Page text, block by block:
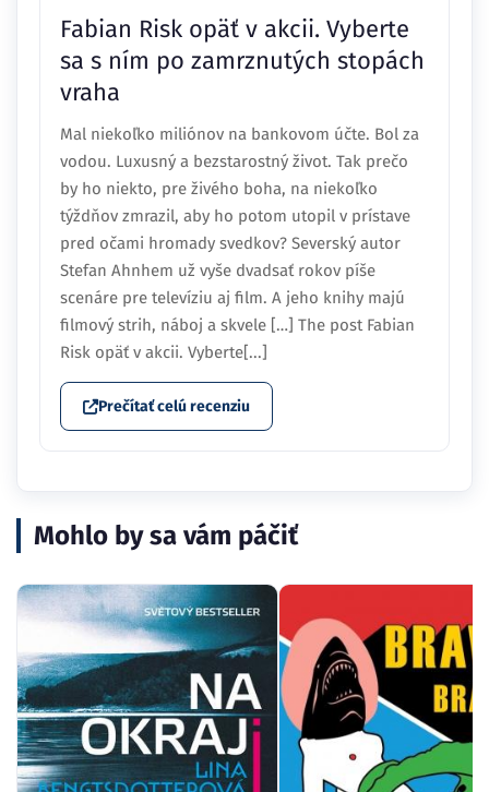
Fabian Risk opäť v akcii. Vyberte
sa s ním po zamrznutých stopách
vraha
Mal niekoľko miliónov na bankovom účte. Bol za
vodou. Luxusný a bezstarostný život. Tak prečo
by ho niekto, pre živého boha, na niekoľko
týždňov zmrazil, aby ho potom utopil v prístave
pred očami hromady svedkov? Severský autor
Stefan Ahnhem už vyše dvadsať rokov píše
scenáre pre televíziu aj film. A jeho knihy majú
filmový strih, náboj a skvele […] The post Fabian
Risk opäť v akcii. Vyberte[...]
Prečítať celú recenziu
Mohlo by sa vám páčiť